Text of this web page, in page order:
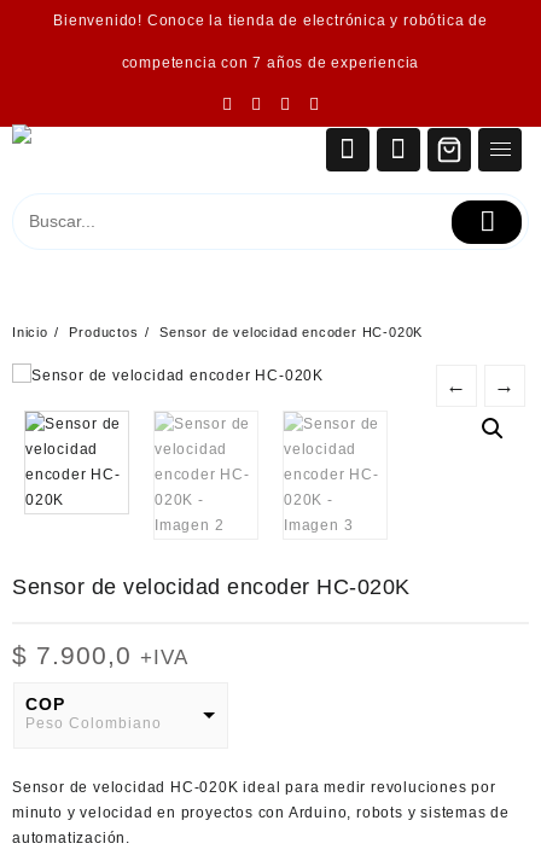
Bienvenido! Conoce la tienda de electrónica y robótica de
competencia con 7 años de experiencia
Inicio Productos Sensor de velocidad encoder HC-020K
← →
Sensor de velocidad encoder HC-020K
$ 7.900,0 +IVA
COP
Peso Colombiano
American Dollar
Sensor de velocidad HC-020K ideal para medir revoluciones por
minuto y velocidad en proyectos con Arduino, robots y sistemas de
automatización.